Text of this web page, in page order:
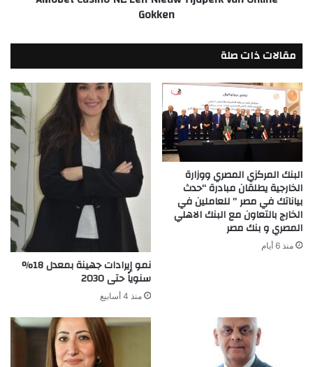
Gokken
مقالات ذات صلة
البنك المركزي المصري ووزارة
الخارجية يطلقان مبادرة “حدث
بياناتك في مصر ” للعاملين في
الخارج بالتعاون مع البنك الاهلي
المصري و بنك مصر
منذ 6 أيام
نمو إيرادات جهينة بمعدل 18%
سنوياً حتى 2030
منذ 4 أسابيع